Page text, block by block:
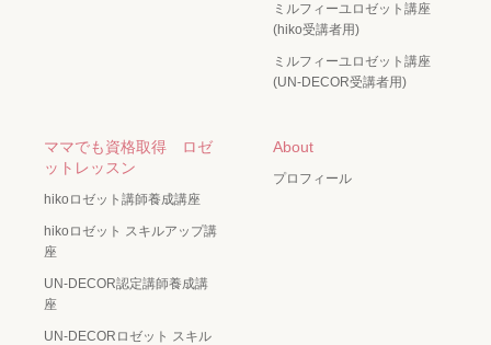
ミルフィーユロゼット講座
(hiko受講者用)
ミルフィーユロゼット講座
(UN-DECOR受講者用)
ママでも資格取得 ロゼ
ットレッスン
hikoロゼット講師養成講座
hikoロゼット スキルアップ講
座
UN-DECOR認定講師養成講
座
UN-DECORロゼット スキル
About
プロフィール